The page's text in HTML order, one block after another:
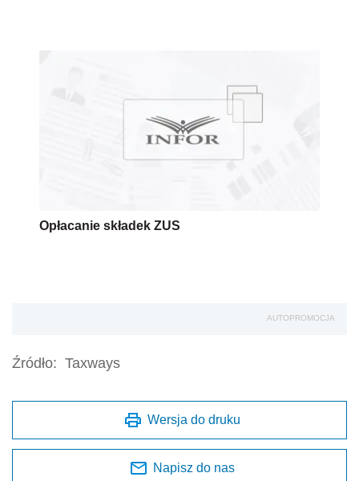
Opłacanie składek ZUS
AUTOPROMOCJA
Źródło: Taxways
Wersja do druku
Napisz do nas